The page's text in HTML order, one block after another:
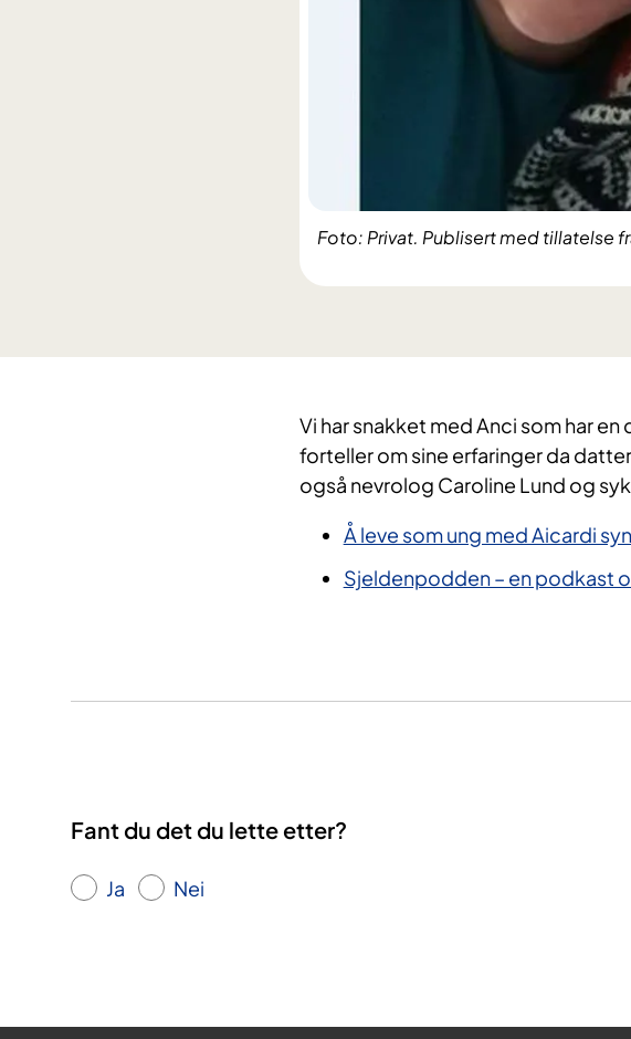
Foto: Privat. Publisert med tillatelse
Vi har snakket med Anci som har
forteller om sine erfaringer da
også nevrolog Caroline Lund og
Å leve som ung med Aicardi
Sjeldenpodden – en podkast
Fant du det du lette etter?
Ja Nei